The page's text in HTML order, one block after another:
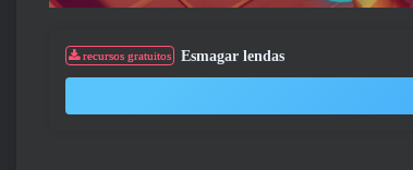
recursos gratuitos Esmagar lendas